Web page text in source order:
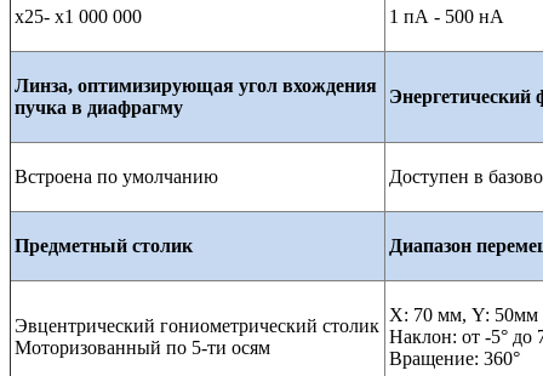
x25- x1 000 000 1 пА - 500 нА
Линза, оптимизирующая угол вхождения
пучка в диафрагму
Энергетический
Встроена по умолчанию Доступен в
Предметный столик Диапазон
Эвцентрический гониометрический столик
Моторизованный по 5-ти осям
X: 70 мм, Y: 50мм
Наклон: от -5° до
Вращение: 360°